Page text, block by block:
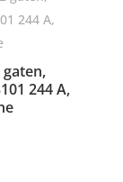
244 A,